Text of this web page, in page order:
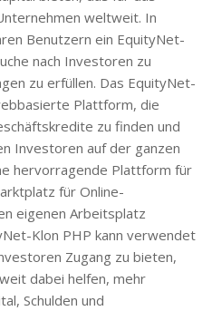
weltweit. In
Benutzern ein EquityNet-
nach Investoren zu
zu erfüllen. Das EquityNet-
Plattform, die
zu finden und
Investoren auf der ganzen
hervorragende Plattform für
für Online-
eigenen Arbeitsplatz
Klon PHP kann verwendet
Zugang zu bieten,
dabei helfen, mehr
Schulden und